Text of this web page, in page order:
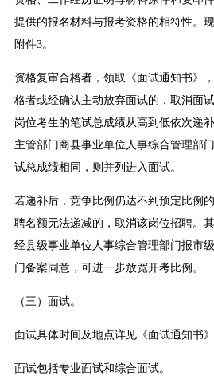
提供的报名材料与报考资格的相符性。
附件3。
资格复审合格者，领取《面试通知书》
格者或经确认主动放弃面试的，取消面试
岗位考生的笔试总成绩从高到低依次递
主管部门商县事业单位人事综合管理部门
试总成绩相同，则并列进入面试。
若递补后，竞争比例仍达不到预定比例
聘名额无法递减的，取消该岗位招聘。
经县级事业单位人事综合管理部门报市
门备案同意，可进一步放宽开考比例。
（三）面试。
面试具体时间及地点详见《面试通知书》
面试包括专业面试和综合面试。